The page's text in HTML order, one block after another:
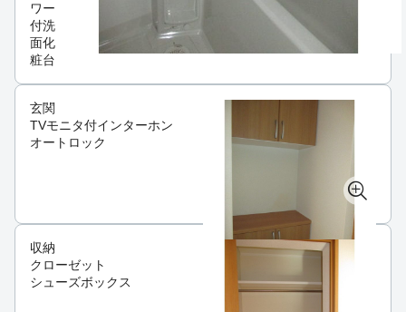
ワー
付洗
面化
粧台
玄関
TVモニタ付インターホン
オートロック
収納
クローゼット
シューズボックス